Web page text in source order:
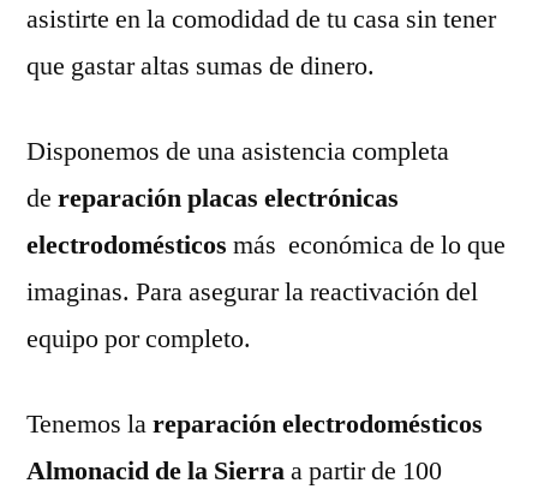
asistirte en la comodidad de tu casa sin tener
que gastar altas sumas de dinero.
Disponemos de una asistencia completa
de reparación placas electrónicas
electrodomésticos más económica de lo que
imaginas. Para asegurar la reactivación del
equipo por completo.
Tenemos lareparación electrodomésticos
Almonacid de la Sierraa partir de 100